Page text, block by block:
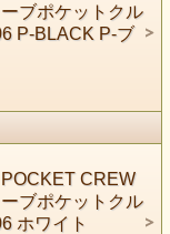
ブポケットクル
P-BLACK P-ブ
CREW
ブポケットクル
ホワイト